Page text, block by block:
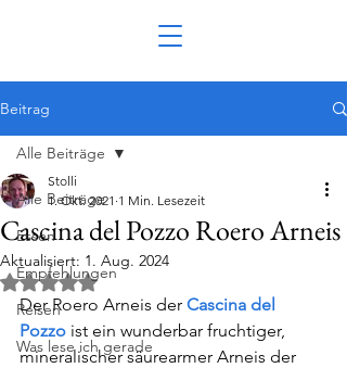
Beitrag
Alle Beiträge
Essen
Empfehlungen
Reisen
Was lese ich gerade
Alle Beiträge
Cascina del Pozzo Roero Arneis
Stolli
1. Okt. 2021 1 Min. Lesezeit
Aktualisiert: 1. Aug. 2024
Mit NaN von 5 Sternen bewertet.
Der Roero Arneis der Cascina del
Pozzo ist ein wunderbar fruchtiger,
mineralischer säurearmer Arneis der